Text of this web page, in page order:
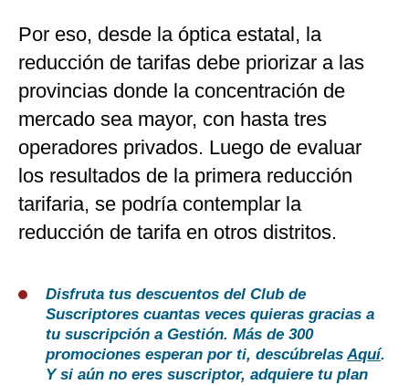
Por eso, desde la óptica estatal, la
reducción de tarifas debe priorizar a las
provincias donde la concentración de
mercado sea mayor, con hasta tres
operadores privados. Luego de evaluar
los resultados de la primera reducción
tarifaria, se podría contemplar la
reducción de tarifa en otros distritos.
Disfruta tus descuentos del Club de
Suscriptores cuantas veces quieras gracias a
tu suscripción a Gestión. Más de 300
promociones esperan por ti, descúbrelasAquí.
Y si aún no eres suscriptor, adquiere tu plan